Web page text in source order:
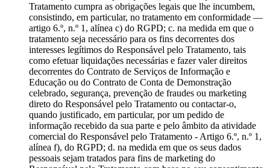
Tratamento cumpra as obrigações legais que lhe incumbem,
consistindo, em particular, no tratamento em conformidade —
artigo 6.º, n.º 1, alínea c) do RGPD; c. na medida em que o
tratamento seja necessário para os fins decorrentes dos
interesses legítimos do Responsável pelo Tratamento, tais
como efetuar liquidações necessárias e fazer valer direitos
decorrentes do Contrato de Serviços de Informação e
Educação ou do Contrato de Conta de Demonstração
celebrado, segurança, prevenção de fraudes ou marketing
direto do Responsável pelo Tratamento ou contactar-o,
quando justificado, em particular, por um pedido de
informação recebido da sua parte e pelo âmbito da atividade
comercial do Responsável pelo Tratamento - Artigo 6.º, n.º 1,
alínea f), do RGPD; d. na medida em que os seus dados
pessoais sejam tratados para fins de marketing do